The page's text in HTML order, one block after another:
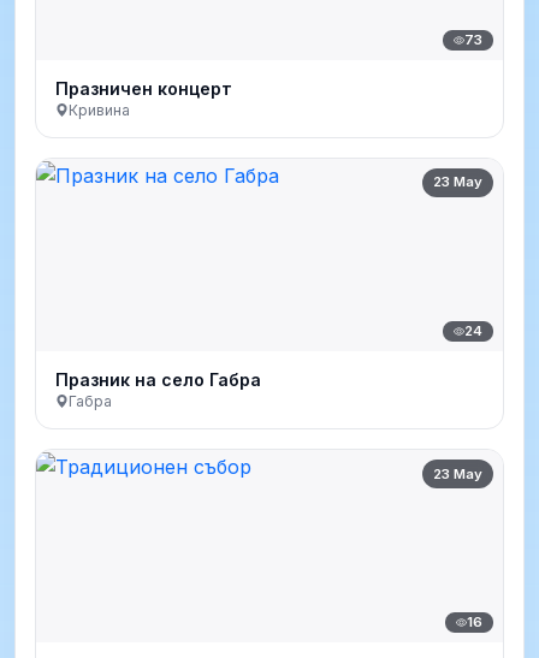
73
Празничен концерт
Кривина
23 May
24
Празник на село Габра
Габра
23 May
16